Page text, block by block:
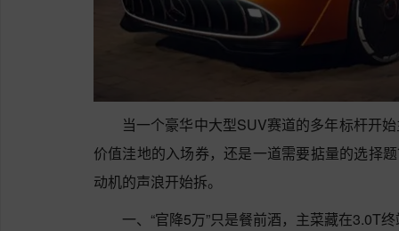
当一个豪华中大型SUV赛道的多年标杆开
价值洼地的入场券，还是一道需要掂量的选择
动机的声浪开始拆。
一、“官降5万”只是餐前酒，主菜藏在3.0T